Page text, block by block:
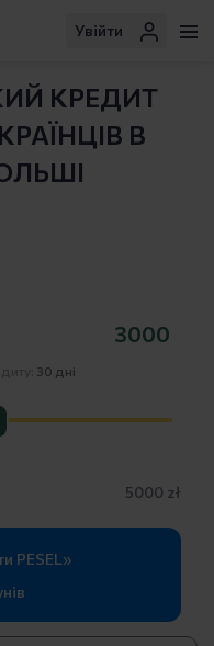
Увійти
КРЕДИТ
В
30 дні
5000 zł
PESEL»